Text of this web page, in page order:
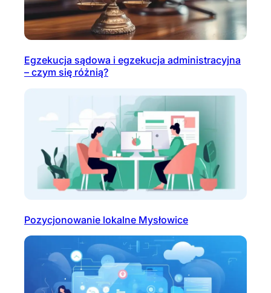
Egzekucja sądowa i egzekucja administracyjna
– czym się różnią?
Pozycjonowanie lokalne Mysłowice